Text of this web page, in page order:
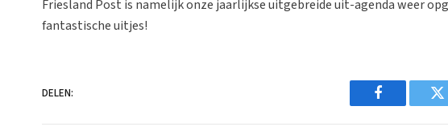
Friesland Post is namelijk onze jaarlijkse uitgebreide uit-agenda weer
fantastische uitjes!
DELEN:
Facebook